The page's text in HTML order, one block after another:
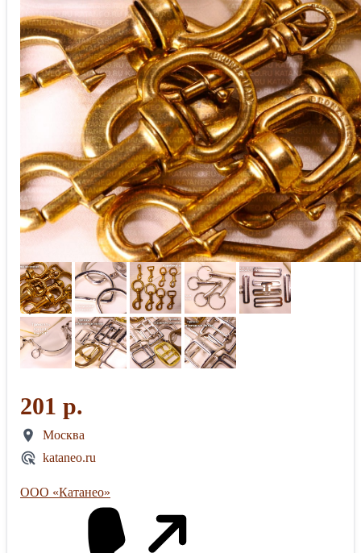
201 р.
Москва
kataneo.ru
ООО «Катанео»